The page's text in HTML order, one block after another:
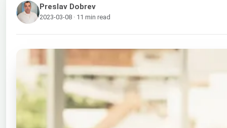
Preslav Dobrev
2023-03-08 · 11 min read